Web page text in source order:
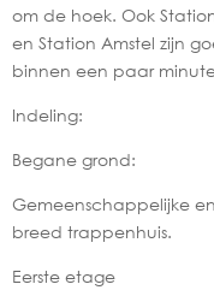
om de hoek. Ook
en Station Amstel zijn
binnen een paar
Indeling:
Begane grond:
Gemeenschappelijke
breed trappenhuis.
Eerste etage